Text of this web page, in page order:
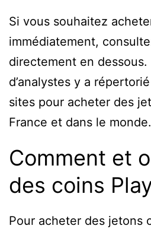
Si vous souhaitez
immédiatement,
directement en
d’analystes y a
sites pour acheter des
France et dans le monde.
Comment et
des coins
Pour acheter des jetons